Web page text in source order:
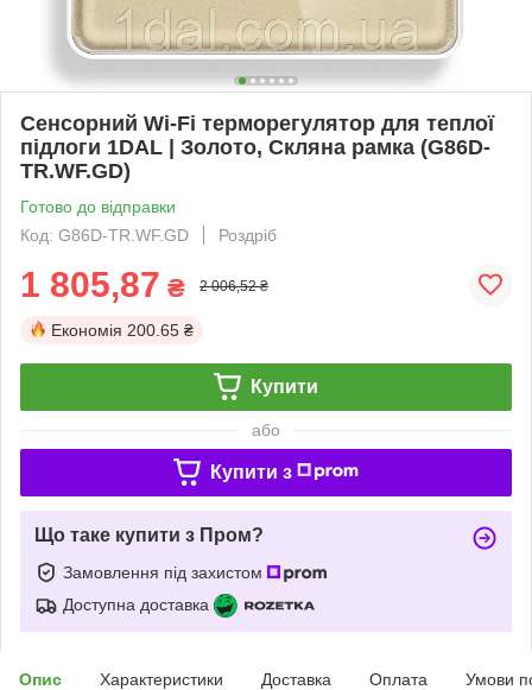
Сенсорний Wi-Fi терморегулятор для теплої
підлоги 1DAL | Золото, Скляна рамка (G86D-
TR.WF.GD)
Готово до відправки
Код: G86D-TR.WF.GD
Роздріб
1 805,87 ₴ 2 006,52 ₴
Економія 200.65 ₴
Купити
або
Купити з
Що таке купити з Пром?
Замовлення під захистом
Доступна доставка
Опис Характеристики Доставка Оплата Умови